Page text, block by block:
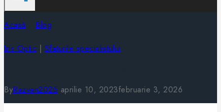
Acasă Blog
Iris Optic | Sfaturile specialistului
ByRazvan2025 aprilie 10, 2023februarie 3, 2026